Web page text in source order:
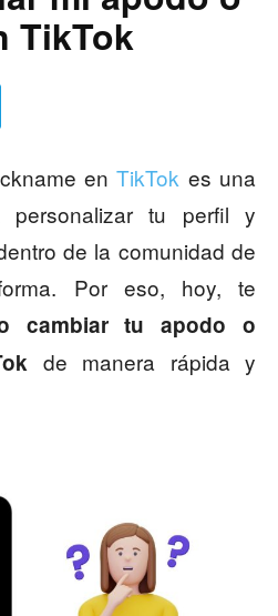
TikTok
enTikTok es una
personalizar tu perfil y
de la comunidad de
Por eso, hoy, te
cambiar tu apodo o
de manera rápida y